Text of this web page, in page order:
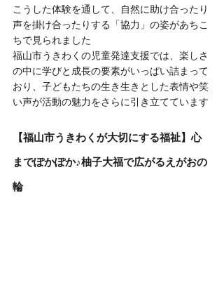
こうした体験を通して、自然に助け合ったり
声を掛け合ったりする「協力」の姿があちこ
ちで見られました
福山市うきわくの児童発達支援では、楽しさ
の中に学びと成長の要素がいっぱい詰まって
おり、子どもたちの生き生きとした表情や笑
い声が活動の魅力をさらに引き立てています
【福山市うきわくが大切にする福祉】心
までぽかぽか♪柚子大福で広がるえがおの
輪